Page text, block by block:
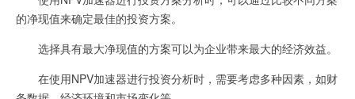
的净现值来确定最佳的投资方案。
选择具有最大净现值的方案可以为企业带来最大的经济效益。
在使用NPV加速器进行投资分析时，需要考虑多种因素，如财